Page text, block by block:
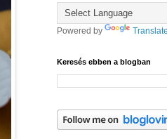
Powered by Translate
Keresés ebben a blogban